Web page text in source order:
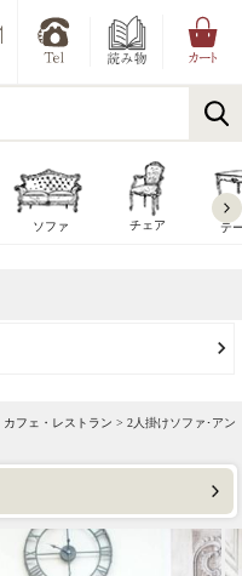
ソファ チェア テ
カフェ・レストラン > 2人掛けソファ･アン